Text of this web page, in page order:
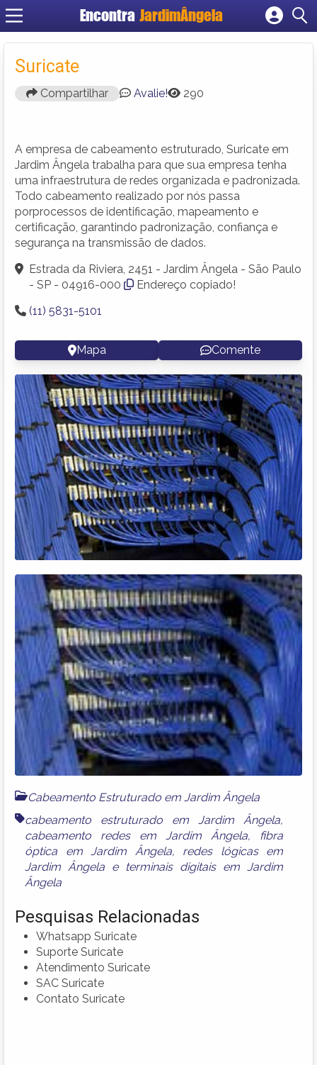
EncontraJardimÂngela
Cadastrar empresa
Suricate
Compartilhar Avalie! 290
A empresa de cabeamento estruturado, Suricate em
Jardim Ângela trabalha para que sua empresa tenha
uma infraestrutura de redes organizada e padronizada.
Todo cabeamento realizado por nós passa
porprocessos de identificação, mapeamento e
certificação, garantindo padronização, confiança e
segurança na transmissão de dados.
Estrada da Riviera, 2451 - Jardim Ângela - São Paulo
- SP - 04916-000
Endereço copiado!
(11) 5831-5101
Mapa Comente
Cabeamento Estruturado em Jardim Ângela
cabeamento estruturado em Jardim Ângela,
cabeamento redes em Jardim Ângela, fibra
óptica em Jardim Ângela, redes lógicas em
Jardim Ângela e terminais digitais em Jardim
Ângela
Pesquisas Relacionadas
Whatsapp Suricate
Suporte Suricate
Atendimento Suricate
SAC Suricate
Contato Suricate